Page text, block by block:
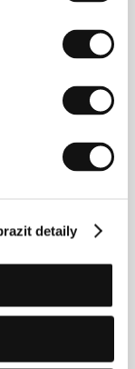
detaily
is Strange,
(2019),